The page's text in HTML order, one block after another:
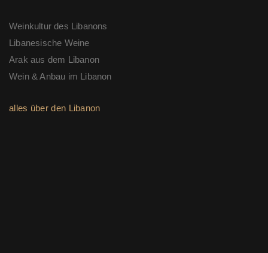
Weinkultur des Libanons
Libanesische Weine
Arak aus dem Libanon
Wein & Anbau im Libanon
alles über den Libanon